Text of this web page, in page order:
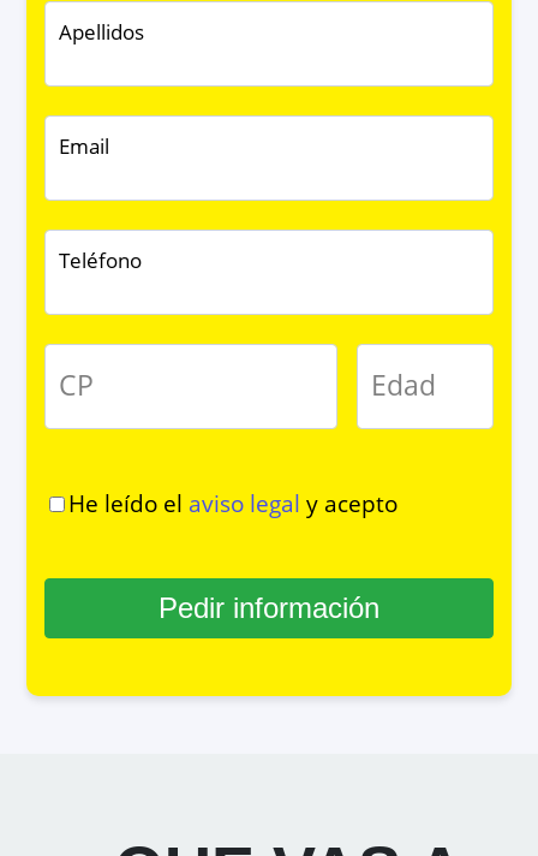
Apellidos
Email
Teléfono
CP Edad
He leído el aviso legal y acepto
Pedir información